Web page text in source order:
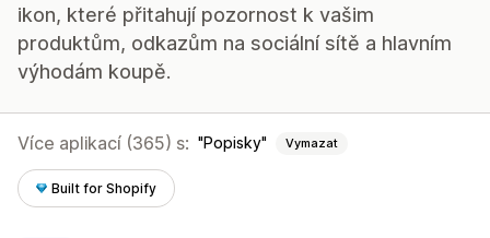
ikon, které přitahují pozornost k vašim
produktům, odkazům na sociální sítě a hlavním
výhodám koupě.
Více aplikací (365) s: Popisky Vymazat
Built for Shopify